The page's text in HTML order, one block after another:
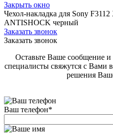
Закрыть окно
Чехол-накладка для Sony
ANTISHOCK черный
Заказать звонок
Заказать звонок
Оставьте Ваше сообщение
специалисты свяжутся с Вами
решения
Ваш телефон*